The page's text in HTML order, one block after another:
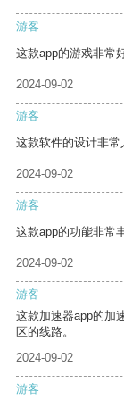
游客
这款app的游戏非常
2024-09-02
游客
这款软件的设计非常
2024-09-02
游客
这款app的功能非常
2024-09-02
游客
这款加速器app的加
区的线路。
2024-09-02
游客